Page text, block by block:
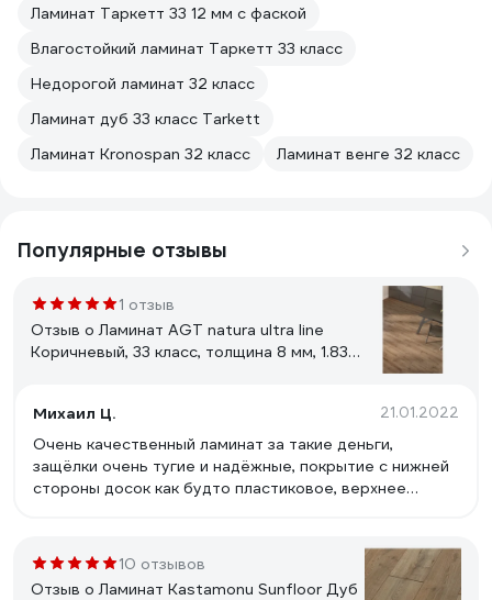
Ламинат Таркетт 33 12 мм с фаской
Влагостойкий ламинат Таркетт 33 класс
Недорогой ламинат 32 класс
Ламинат дуб 33 класс Tarkett
Ламинат Kronospan 32 класс
Ламинат венге 32 класс
Популярные отзывы
1 отзыв
Отзыв о Ламинат AGT natura ultra line
Коричневый, 33 класс, толщина 8 мм, 1.834
Михаил Ц.
21.01.2022
Очень качественный ламинат за такие деньги,
защёлки очень тугие и надёжные, покрытие с нижней
стороны досок как будто пластиковое, верхнее
10 отзывов
Отзыв о Ламинат Kastamonu Sunfloor Дуб